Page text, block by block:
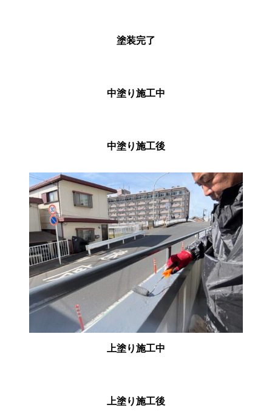
塗装完了
中塗り施工中
中塗り施工後
上塗り施工中
上塗り施工後